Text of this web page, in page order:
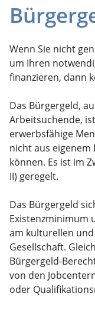
Wenn Sie nicht
um Ihren
finanzieren, dann
Das Bürgergeld,
Arbeitsuchende,
erwerbsfähige
nicht aus eigenem
können. Es ist im
II) geregelt.
Das Bürgergeld
Existenzminimum
am kulturellen
Gesellschaft.
Bürgergeld-
von den
oder